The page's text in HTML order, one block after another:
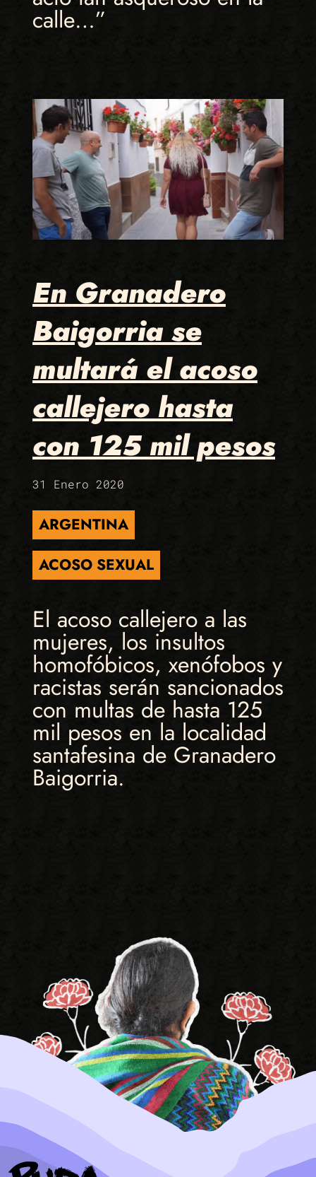
calle…”
En Granadero
Baigorria se
multará el acoso
callejero hasta
con 125 mil pesos
31 Enero 2020
ARGENTINA
ACOSO SEXUAL
El acoso callejero a las
mujeres, los insultos
homofóbicos, xenófobos y
racistas serán sancionados
con multas de hasta 125
mil pesos en la localidad
santafesina de Granadero
Baigorria.